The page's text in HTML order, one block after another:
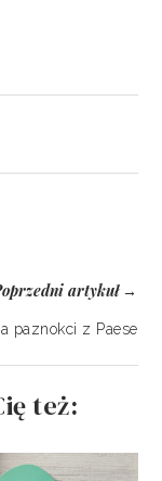
artykuł→
paznokci z Paese
też: